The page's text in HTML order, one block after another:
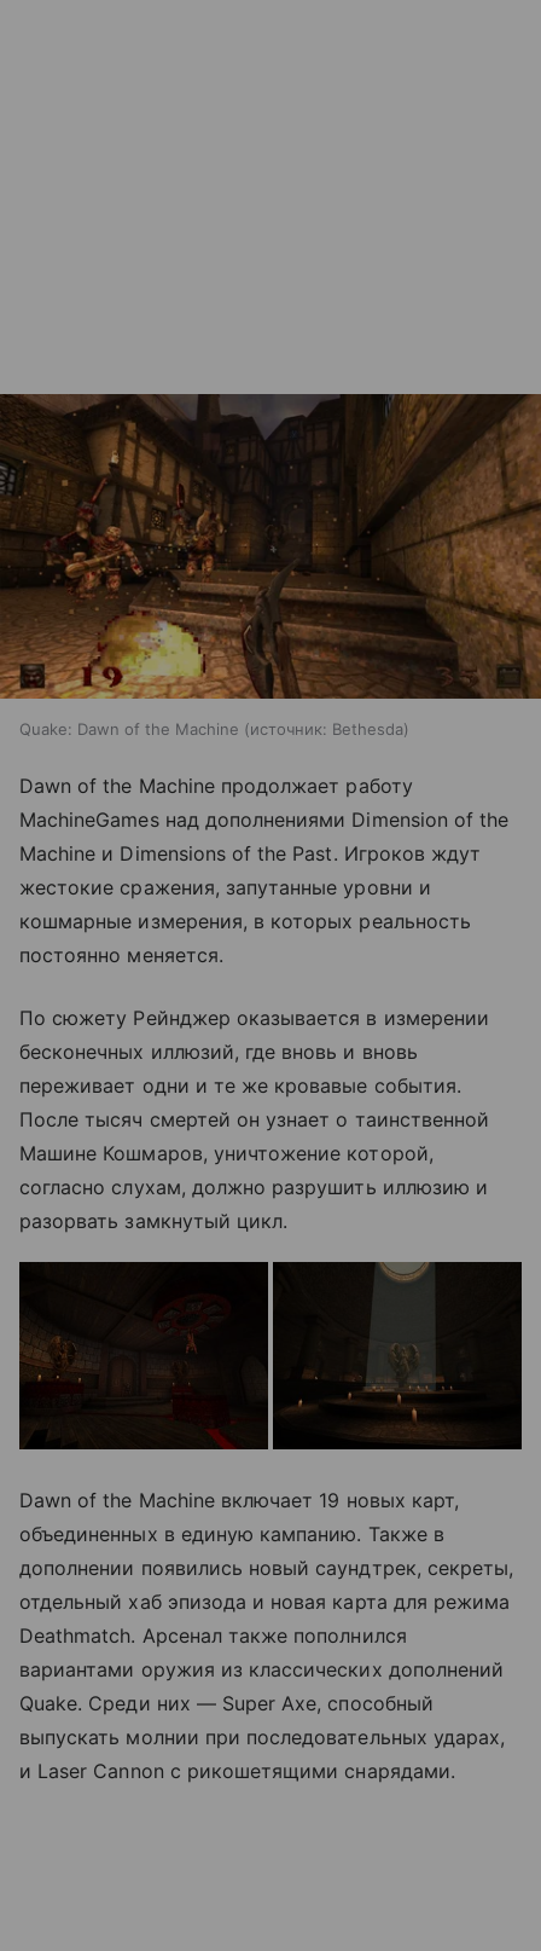
Quake: Dawn of the Machine источник: Bethesda
Dawn of the Machine продолжает работу
MachineGames над дополнениями Dimension of the
Machine и Dimensions of the Past. Игроков ждут
жестокие сражения, запутанные уровни и
кошмарные измерения, в которых реальность
постоянно меняется.
По сюжету Рейнджер оказывается в измерении
бесконечных иллюзий, где вновь и вновь
переживает одни и те же кровавые события.
После тысяч смертей он узнает о таинственной
Машине Кошмаров, уничтожение которой,
согласно слухам, должно разрушить иллюзию и
разорвать замкнутый цикл.
Dawn of the Machine включает 19 новых карт,
объединенных в единую кампанию. Также в
дополнении появились новый саундтрек, секреты,
отдельный хаб эпизода и новая карта для режима
Deathmatch. Арсенал также пополнился
вариантами оружия из классических дополнений
Quake. Среди них — Super Axe, способный
выпускать молнии при последовательных ударах,
и Laser Cannon с рикошетящими снарядами.